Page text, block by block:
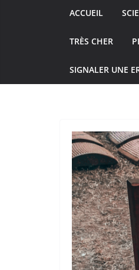
ACCUEIL
TRÈS CHER
SIGNALER UNE